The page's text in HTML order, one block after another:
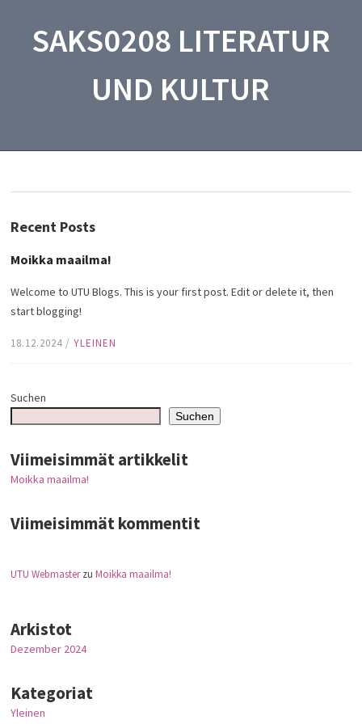
SAKS0208 LITERATUR
UND KULTUR
Recent Posts
Moikka maailma!
Welcome to UTU Blogs. This is your first post. Edit or delete it, then
start blogging!
18.12.2024 /YLEINEN
Suchen
Suchen
Viimeisimmät artikkelit
Moikka maailma!
Viimeisimmät kommentit
UTU WebmasterzuMoikka maailma!
Arkistot
Dezember 2024
Kategoriat
Yleinen